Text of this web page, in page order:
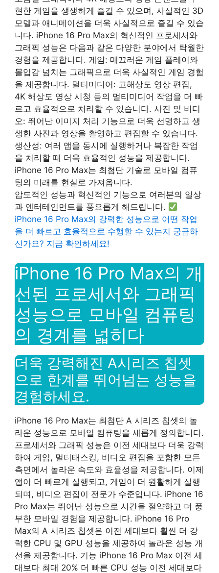
현한 게임을 생생하게 즐길 수 있으며, 사실적인 3D
모델과 애니메이션을 더욱 사실적으로 즐길 수 있습
니다. iPhone 16 Pro Max의 혁신적인 프로세서와
그래픽 성능은 다음과 같은 다양한 분야에서 탁월한
경험을 제공합니다. 게임: 매끄러운 게임 플레이와
몰입감 넘치는 그래픽으로 더욱 사실적인 게임 경험
을 제공합니다. 멀티미디어: 고해상도 영상 편집,
4K 해상도 영상 시청 등의 멀티미디어 작업을 더 빠
르고 효율적으로 처리할 수 있습니다. 사진 및 비디
오: 뛰어난 이미지 처리 기능으로 더욱 선명하고 생
생한 사진과 영상을 촬영하고 편집할 수 있습니다.
생산성: 여러 앱을 동시에 실행하거나 복잡한 작업
을 처리할 때 더욱 효율적인 성능을 제공합니다.
iPhone 16 Pro Max는 최첨단 기술로 모바일 컴퓨
팅의 미래를 현실로 가져옵니다.
압도적인 성능과 혁신적인 기능으로 여러분의 일상
과 엔터테인먼트를 풍요롭게 해드립니다.
iPhone 16 Pro Max의 강력한 성능으로 어떤 작업
을 더 빠르고 효율적으로 수행할 수 있는지 궁금하
신가요? 지금 확인하세요!
iPhone 16 Pro Max의 개
선된 프로세서와 그래픽
성능으로 모바일 컴퓨팅
의 경계를 넓히다
더욱 강력해진 A시리즈 칩셋
으로 한계를 뛰어넘는 성능을
경험하세요.
iPhone 16 Pro Max는 최첨단 A 시리즈 칩셋의 놀
라운 성능으로 모바일 컴퓨팅을 새롭게 정의합니다.
프로세서와 그래픽 성능은 이전 세대보다 더욱 강력
하여 게임, 멀티태스킹, 비디오 편집을 포함한 모든
측면에서 놀라운 속도와 효율성을 제공합니다. 이제
앱이 더 빠르게 실행되고, 게임이 더 원활하게 실행
되며, 비디오 편집이 전문가 수준입니다. iPhone 16
Pro Max는 뛰어난 성능으로 시간을 절약하고 더 풍
부한 모바일 경험을 제공합니다. iPhone 16 Pro
Max의 A 시리즈 칩셋은 이전 세대보다 훨씬 더 강
력한 CPU 및 GPU 성능을 제공하여 놀라운 성능 개
선을 제공합니다. 기능 iPhone 16 Pro Max 이전 세
대보다 최대 20% 더 빠른 CPU 성능 이전 세대보다